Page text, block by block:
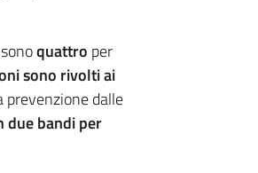
quattro per
sono rivolti ai
prevenzione dalle
due bandi per